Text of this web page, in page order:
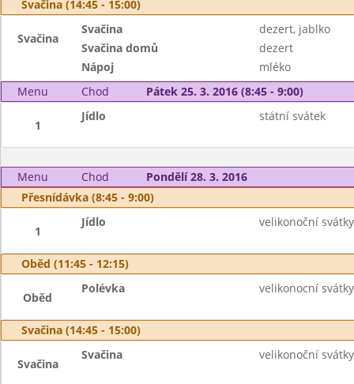
Svačina (14:45 - 15:00)
Svačina
Svačina
dezert, jablko
Svačina domů
dezert
Nápoj
mléko
Menu
Chod Pátek 25. 3. 2016 (8:45 - 9:00)
1
Jídlo státní svátek
Menu Chod
Pondělí 28. 3. 2016
Přesnídávka (8:45 - 9:00)
1
Jídlo velikonoční svátky
Oběd (11:45 - 12:15)
Oběd
Polévka velikonocní svátky
Svačina (14:45 - 15:00)
Svačina
Svačina velikonoční svátky